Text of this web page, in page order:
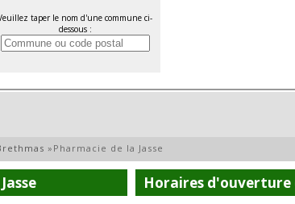
taper le nom d'une commune ci-
dessous :
» Pharmacie de la Jasse
Horaires d'ouverture